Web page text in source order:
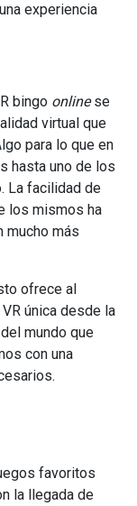
experiencia
bingo onlinese
virtual que
para lo que en
hasta uno de los
La facilidad de
los mismos ha
mucho más
ofrece al
única desde la
mundo que
con una
favoritos
la llegada de